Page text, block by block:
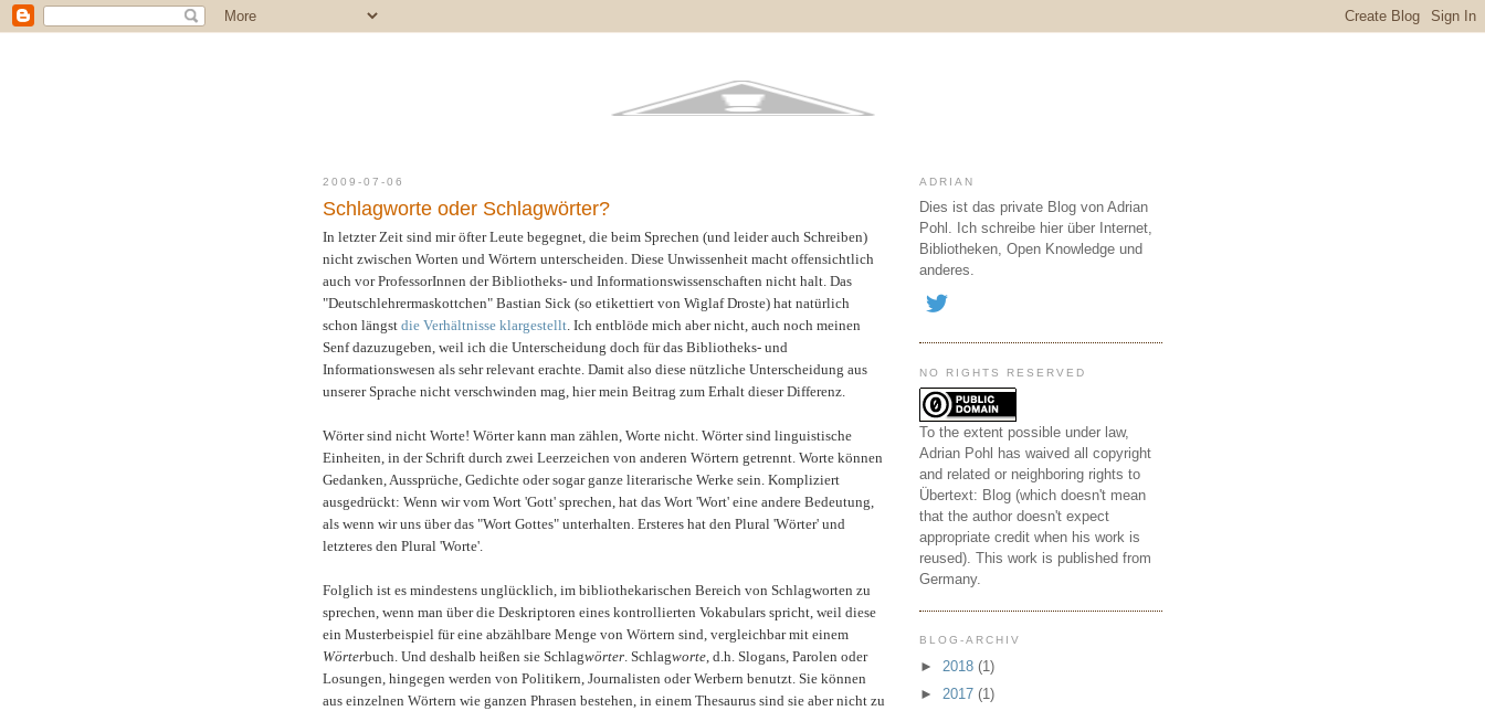
2009-07-06
Schlagworte oder Schlagwörter?
In letzter Zeit sind mir öfter Leute begegnet, die beim Sprechen (und leider auch Schreiben)
nicht zwischen Worten und Wörtern unterscheiden. Diese Unwissenheit macht offensichtlich
auch vorProfessorInnen der Bibliotheks- und Informationswissenschaften nicht halt. Das
"Deutschlehrermaskottchen" Bastian Sick (so etikettiert von Wiglaf Droste) hat natürlich
schon längst die Verhältnisse klargestellt. Ich entblöde mich aber nicht, auch noch meinen
Senf dazuzugeben, weil ich die Unterscheidung doch für das Bibliotheks- und
Informationswesen als sehr relevant erachte. Damit also diese nützliche Unterscheidung aus
unserer Sprache nicht verschwinden mag, hier mein Beitrag zum Erhalt dieser Differenz.
Wörter sind nicht Worte! Wörter kann man zählen, Worte nicht. Wörter sind linguistische
Einheiten, in der Schrift durch zwei Leerzeichen von anderen Wörtern getrennt. Worte können
Gedanken, Aussprüche, Gedichte oder sogar ganze literarische Werke sein. Kompliziert
ausgedrückt: Wenn wir vom Wort 'Gott' sprechen, hat das Wort 'Wort' eine andere Bedeutung,
als wenn wir uns über das "Wort Gottes" unterhalten. Ersteres hat den Plural 'Wörter' und
letzteres den Plural 'Worte'.
Folglich ist es mindestens unglücklich, im bibliothekarischen Bereich von Schlagworten zu
sprechen, wenn man über die Deskriptoren eines kontrollierten Vokabulars spricht, weil diese
ein Musterbeispiel für eine abzählbare Menge von Wörtern sind, vergleichbar mit einem
Wörterbuch. Und deshalb heißen sie Schlagwörter. Schlagworte, d.h. Slogans, Parolen oder
Losungen, hingegen werden von Politikern, Journalisten oder Werbern benutzt. Sie können
aus einzelnen Wörtern wie ganzen Phrasen bestehen, in einem Thesaurus sind sie aber nicht zu
ADRIAN
Dies ist das private Blog von Adrian
Pohl. Ich schreibe hier über Internet,
Bibliotheken, Open Knowledge und
anderes.
NO RIGHTS RESERVED
To the extent possible under law,
Adrian Pohl has waived all copyright
and related or neighboring rights to
Übertext: Blog (which doesn't mean
that the author doesn't expect
appropriate credit when his work is
reused). This work is published from
Germany.
BLOG-ARCHIV
► 2018 (1)
► 2017 (1)